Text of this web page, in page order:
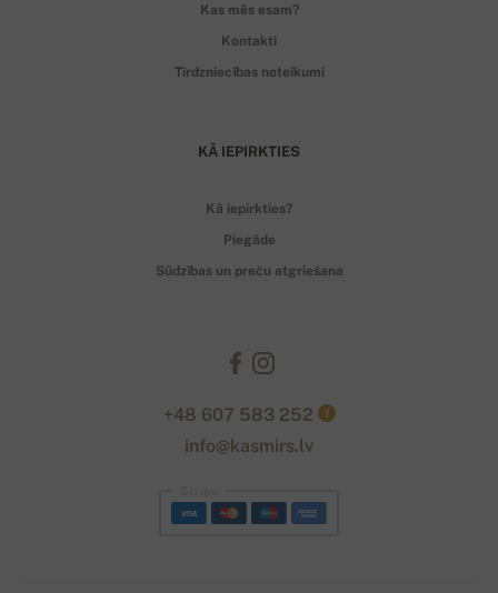
Kas mēs esam?
Kontakti
Tirdzniecības noteikumi
KĀ IEPIRKTIES
Kā iepirkties?
Piegāde
Sūdzības un preču atgriešana
+48 607 583 252 ?
info@kasmirs.lv